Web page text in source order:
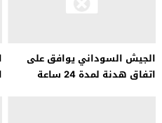
الجيش السوداني يوافق على
اتفاق هدنة لمدة 24 ساعة